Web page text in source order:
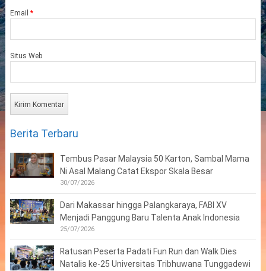
Email *
Situs Web
Berita Terbaru
Tembus Pasar Malaysia 50 Karton, Sambal Mama
Ni Asal Malang Catat Ekspor Skala Besar
30/07/2026
Dari Makassar hingga Palangkaraya, FABI XV
Menjadi Panggung Baru Talenta Anak Indonesia
25/07/2026
Ratusan Peserta Padati Fun Run dan Walk Dies
Natalis ke-25 Universitas Tribhuwana Tunggadewi